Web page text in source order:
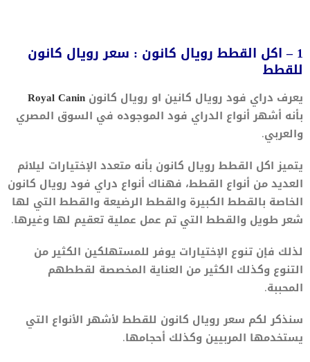
1 – اكل القطط رويال كانون : سعر رويال كانون
للقطط
يعرف دراي فود رويال كانين او رويال كانون Royal Canin
بأنه أشهر أنواع الدراي فود الموجوده في السوق المصري
والعربي.
يتميز اكل القطط رويال كانون بأنه متعدد الإختيارات ليلائم
العديد من أنواع القطط، فهناك أنواع دراي فود رويال كانون
الخاصة بالقطط الكبيرة والقطط الرضيعة والقطط التي لها
شعر طويل والقطط التي تم عمل عملية تعقيم لها وغيرها.
لذلك فإن تنوع الإختيارات يوفر للمستهلكين الكثير من
التنوع وكذلك الكثير من العناية المخصصة لقططهم
المحببة.
سنذكر لكم سعر رويال كانون للقطط لأشهر الأنواع التي
يستخدمها المربيين وكذلك أحجامها.